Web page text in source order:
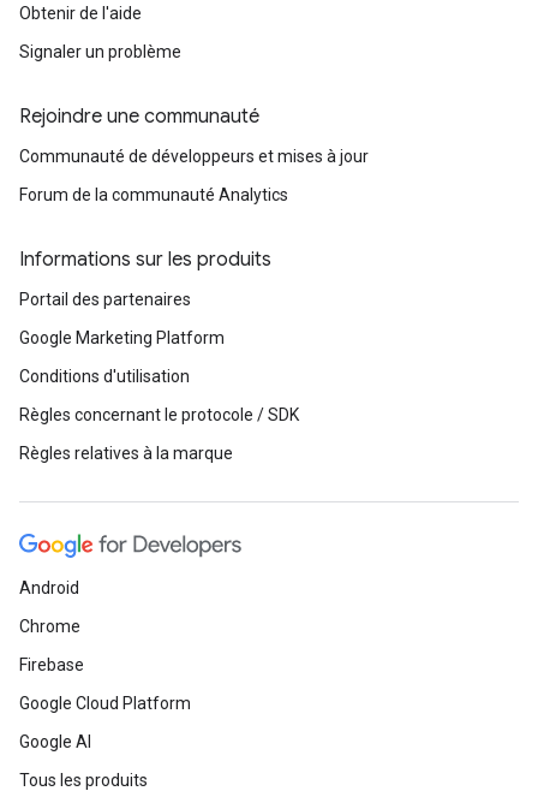
Obtenir de l'aide
Signaler un problème
Rejoindre une communauté
Communauté de développeurs et mises à jour
Forum de la communauté Analytics
Informations sur les produits
Portail des partenaires
Google Marketing Platform
Conditions d'utilisation
Règles concernant le protocole / SDK
Règles relatives à la marque
Android
Chrome
Firebase
Google Cloud Platform
Google AI
Tous les produits